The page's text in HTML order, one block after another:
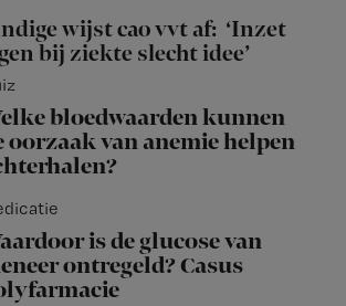
wijst cao vvt af: ‘Inzet
bij ziekte slecht idee’
bloedwaarden kunnen
oorzaak van anemie helpen
is de glucose van
ontregeld? Casus